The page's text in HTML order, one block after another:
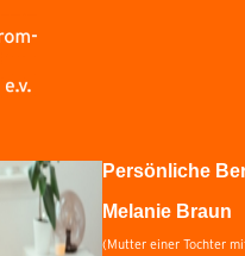
Persönliche
Melanie Braun
(Mutter einer Tochter